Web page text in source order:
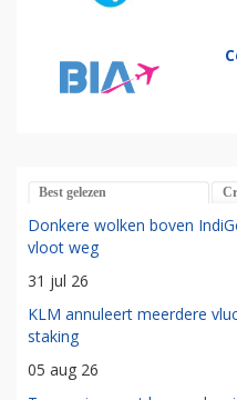
Best gelezen
Donkere wolken boven
vloot weg
31 jul 26
KLM annuleert meerdere
staking
05 aug 26